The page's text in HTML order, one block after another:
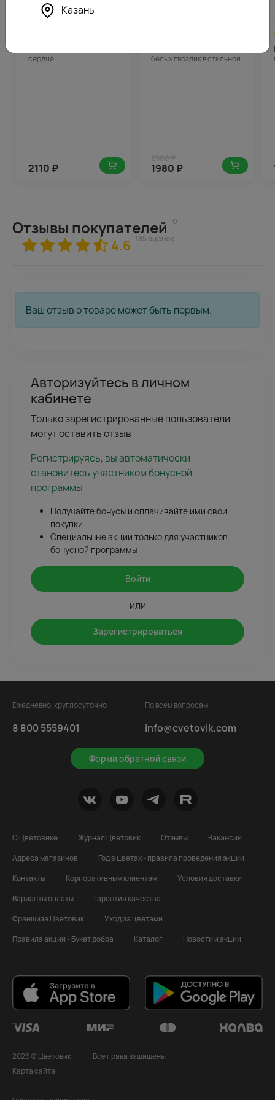
сердце
2110 ₽
белых гвоздик в стильной
1980 ₽
Отзывы покупателей 0
4.6 185 оценок
Ваш отзыв о товаре может быть первым.
Авторизуйтесь в личном
кабинете
Только зарегистрированные пользователи
могут оставить отзыв
Регистрируясь, вы автоматически
становитесь участником бонусной
программы
Получайте бонусы и оплачивайте ими свои
покупки
Специальные акции только для участников
бонусной программы
Войти
или
Зарегистрироваться
Ежедневно, круглосуточно
8 800 5559401
Форма обратной связи
По всем вопросам
info@cvetovik.com
О Цветовике Журнал Цветовик Отзывы
Вакансии
Адреса магазинов
Год в цветах - правила проведения акции
Контакты
Корпоративным клиентам
Условия доставки
Варианты оплаты
Гарантия качества
Франшиза Цветовик
Уход за цветами
Правила акции - Букет добра
Каталог Новости и акции
2026 © Цветовик
Все права защищены
Карта сайта
Казань